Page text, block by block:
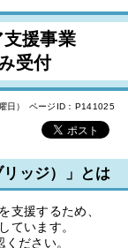
援事業
受付
日） ページID：P141025
ッジ）」とは
支援するため、
ています。
ださい。